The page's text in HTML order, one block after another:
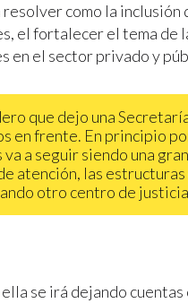
como la inclusión
el fortalecer el tema de
en el sector privado y
que dejo una
en frente. En principio
va a seguir siendo una
atención, las
otro centro de justicia
se irá dejando